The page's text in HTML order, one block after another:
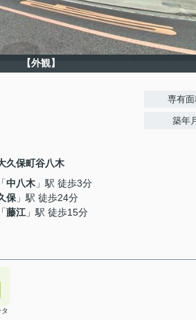
【外観】
久保町谷八木
「中八木 」駅 徒歩3分
保 」駅 徒歩24分
「藤江 」駅 徒歩15分
専有
築年